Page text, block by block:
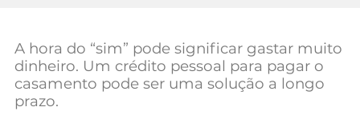
Negócios
Mundial 2026
A hora do “sim” pode significar gastar muito
dinheiro. Um crédito pessoal para pagar o
casamento pode ser uma solução a longo
prazo.